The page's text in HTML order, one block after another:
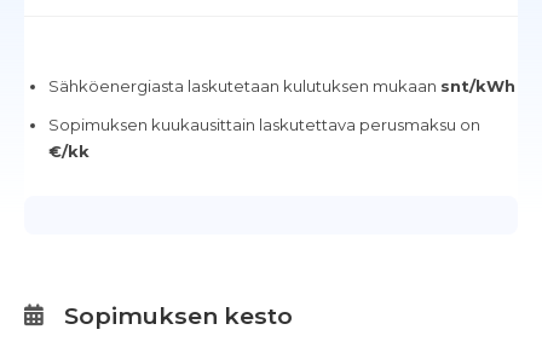
Sähköenergiasta laskutetaan kulutuksen mukaan snt/kWh
Sopimuksen kuukausittain laskutettava perusmaksu on
€/kk
Sopimuksen kesto